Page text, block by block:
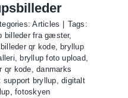
Articles
Tags:
billeder fra gæster,
qr kode, bryllup
, bryllup foto upload,
qr kode,danmarks
support bryllup,digitalt
,fotoskyen